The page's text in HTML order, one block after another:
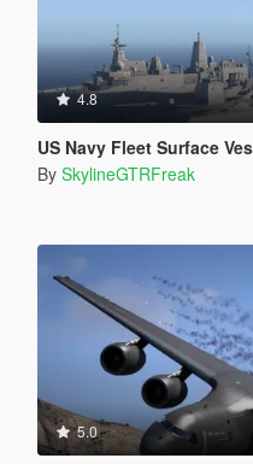
4.8
US Navy Fleet Surface
By SkylineGTRFreak
5.0